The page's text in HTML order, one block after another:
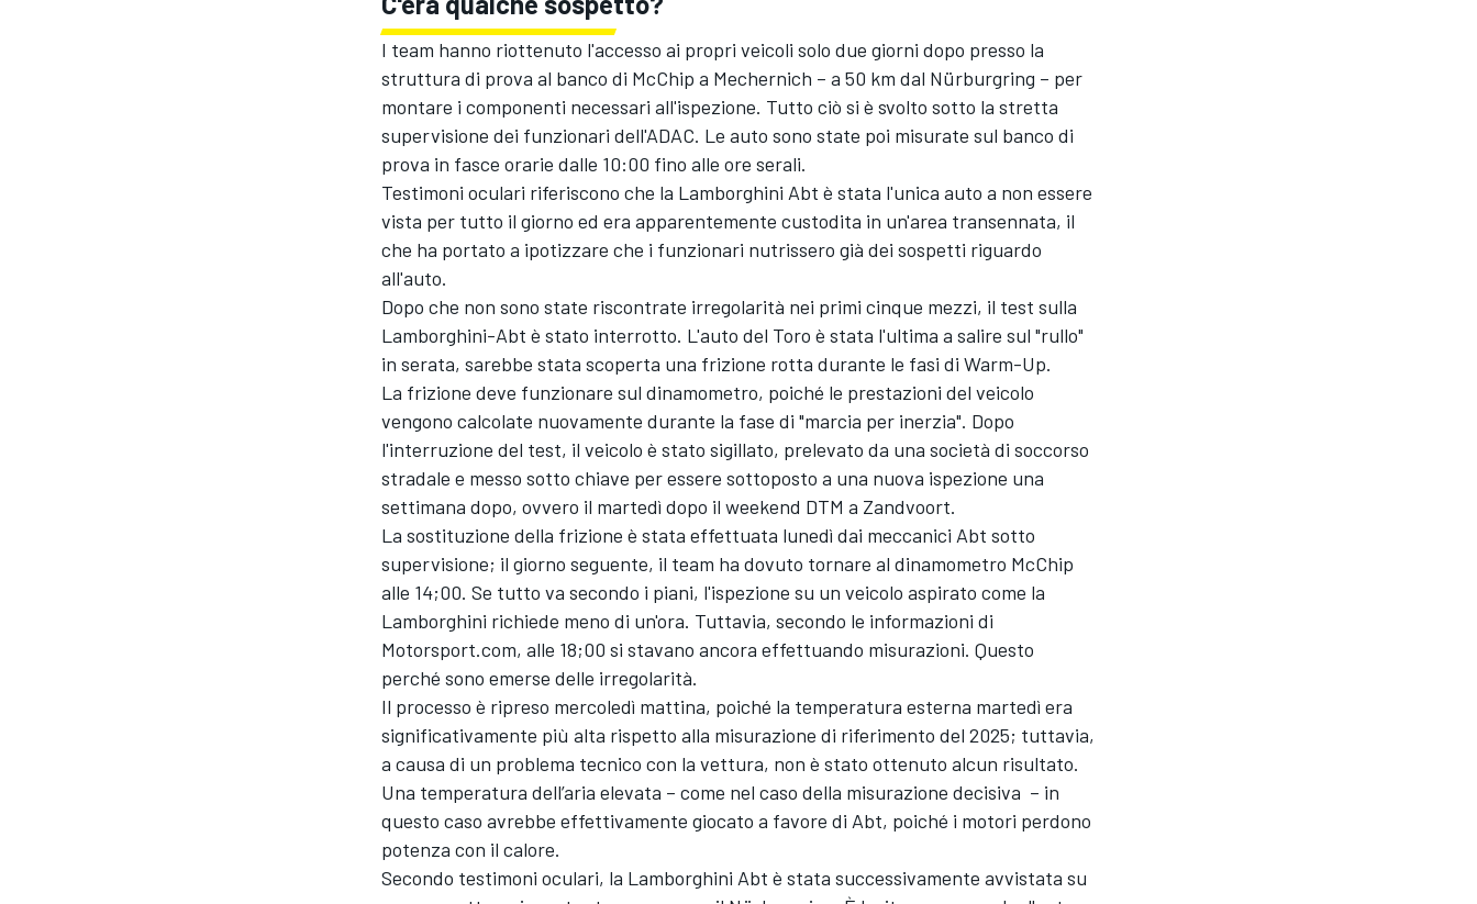
I team hanno riottenuto l'accesso ai propri veicoli solo due giorni dopo presso la
struttura di prova al banco di McChip a Mechernich – a 50 km dal Nürburgring – per
montare i componenti necessari all'ispezione. Tutto ciò si è svolto sotto la stretta
supervisione dei funzionari dell'ADAC. Le auto sono state poi misurate sul banco di
prova in fasce orarie dalle 10:00 fino alle ore serali.
Testimoni oculari riferiscono che la Lamborghini Abt è stata l'unica auto a non essere
vista per tutto il giorno ed era apparentemente custodita in un'area transennata, il
che ha portato a ipotizzare che i funzionari nutrissero già dei sospetti riguardo
all'auto.
Dopo che non sono state riscontrate irregolarità nei primi cinque mezzi, il test sulla
Lamborghini-Abt è stato interrotto. L'auto del Toro è stata l'ultima a salire sul "rullo"
in serata, sarebbe stata scoperta una frizione rotta durante le fasi di Warm-Up.
La frizione deve funzionare sul dinamometro, poiché le prestazioni del veicolo
vengono calcolate nuovamente durante la fase di "marcia per inerzia". Dopo
l'interruzione del test, il veicolo è stato sigillato, prelevato da una società di soccorso
stradale e messo sotto chiave per essere sottoposto a una nuova ispezione una
settimana dopo, ovvero il martedì dopo il weekend DTM a Zandvoort.
La sostituzione della frizione è stata effettuata lunedì dai meccanici Abt sotto
supervisione; il giorno seguente, il team ha dovuto tornare al dinamometro McChip
alle 14;00. Se tutto va secondo i piani, l'ispezione su un veicolo aspirato come la
Lamborghini richiede meno di un'ora. Tuttavia, secondo le informazioni di
Motorsport.com, alle 18;00 si stavano ancora effettuando misurazioni. Questo
perché sono emerse delle irregolarità.
Il processo è ripreso mercoledì mattina, poiché la temperatura esterna martedì era
significativamente più alta rispetto alla misurazione di riferimento del 2025; tuttavia,
a causa di un problema tecnico con la vettura, non è stato ottenuto alcun risultato.
Una temperatura dell’aria elevata – come nel caso della misurazione decisiva – in
questo caso avrebbe effettivamente giocato a favore di Abt, poiché i motori perdono
potenza con il calore.
Secondo testimoni oculari, la Lamborghini Abt è stata successivamente avvistata su